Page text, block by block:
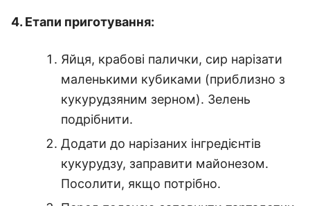
4. Етапи приготування:
Яйця, крабові палички, сир нарізати
маленькими кубиками (приблизно з
кукурудзяним зерном). Зелень
подрібнити.
Додати до нарізаних інгредієнтів
кукурудзу, заправити майонезом.
Посолити, якщо потрібно.